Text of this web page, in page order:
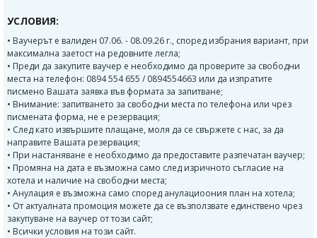
УСЛОВИЯ:
• Ваучерът е валиден 07.06. - 08.09.26 г., според избрания вариант, при
максимална заетост на редовните легла;
• Преди да закупите ваучер е необходимо да проверите за свободни
места на телефон: 0894 554 655 / 0894554663 или да изпратите
писмено Вашата заявка във формата за запитване;
• Внимание: запитването за свободни места по телефона или чрез
писмената форма, не е резервация;
• След като извършите плащане, моля да се свържете с нас, за да
направите Вашата резервация;
• При настаняване е необходимо да предоставите разпечатан ваучер;
• Промяна на дата е възможна само след изричното съгласие на
хотела и наличие на свободни места;
• Анулация е възможна само според анулациоония план на хотела;
• От актуалната промоция можете да се възползвате единствено чрез
закупуване на ваучер от този сайт;
• Всички условия на този сайт.